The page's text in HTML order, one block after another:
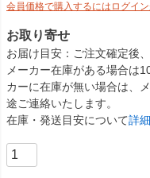
会員価格で購入するにはログイン
お取り寄せ
お届け目安
ご注文確定後
メーカー在庫がある場合は
カーに在庫が無い場合は、
途ご連絡いたします。
在庫・発送目安について詳